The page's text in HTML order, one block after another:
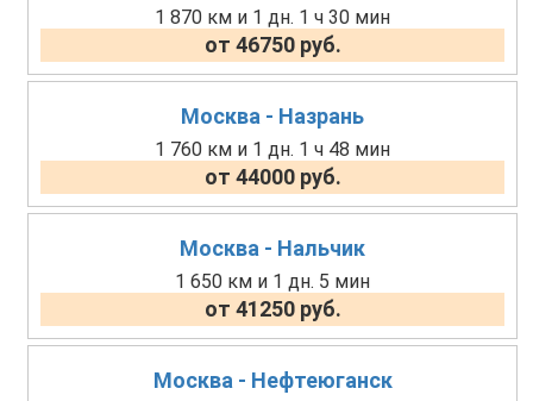
1 870 км и 1 дн. 1 ч 30 мин
от 46750 руб.
Москва - Назрань
1 760 км и 1 дн. 1 ч 48 мин
от 44000 руб.
Москва - Нальчик
1 650 км и 1 дн. 5 мин
от 41250 руб.
Москва - Нефтеюганск